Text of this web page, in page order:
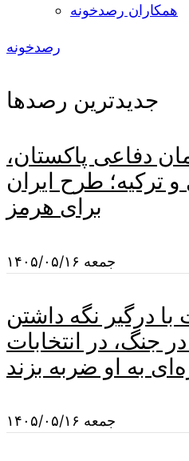
همکاران رصدخونه
رصدخونه
جدیدترین رصدها
دفاعی پاکستان،
ترکیه؛ طرح ایران
برای هرمز
جمعه ۱۴۰۵/۰۵/۱۶
با درگیر نگه داشتن
جنگ، در انتخابات
جمعه ۱۴۰۵/۰۵/۱۶